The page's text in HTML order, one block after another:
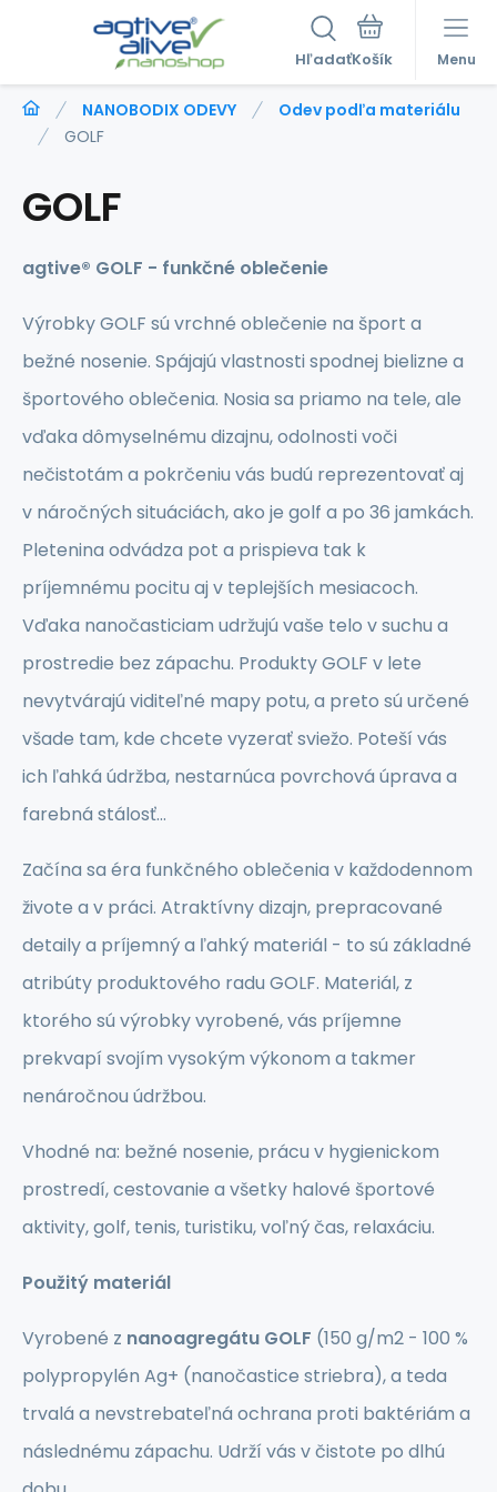
Hľadať Menu
NANOBODIX ODEVY
Odev podľa materiálu
GOLF
GOLF
agtive® GOLF - funkčné oblečenie
Výrobky GOLF sú vrchné oblečenie na šport a
bežné nosenie. Spájajú vlastnosti spodnej bielizne a
športového oblečenia. Nosia sa priamo na tele, ale
vďaka dômyselnému dizajnu, odolnosti voči
nečistotám a pokrčeniu vás budú reprezentovať aj
v náročných situáciách, ako je golf a po 36 jamkách.
Pletenina odvádza pot a prispieva tak k
príjemnému pocitu aj v teplejších mesiacoch.
Vďaka nanočasticiam udržujú vaše telo v suchu a
prostredie bez zápachu. Produkty GOLF v lete
nevytvárajú viditeľné mapy potu, a preto sú určené
všade tam, kde chcete vyzerať sviežo. Poteší vás
ich ľahká údržba, nestarnúca povrchová úprava a
farebná stálosť...
Začína sa éra funkčného oblečenia v každodennom
živote a v práci. Atraktívny dizajn, prepracované
detaily a príjemný a ľahký materiál - to sú základné
atribúty produktového radu GOLF. Materiál, z
ktorého sú výrobky vyrobené, vás príjemne
prekvapí svojím vysokým výkonom a takmer
nenáročnou údržbou.
Vhodné na: bežné nosenie, prácu v hygienickom
prostredí, cestovanie a všetky halové športové
aktivity, golf, tenis, turistiku, voľný čas, relaxáciu.
Použitý materiál
Vyrobené z nanoagregátu GOLF (150 g/m2 - 100 %
polypropylén Ag+ (nanočastice striebra), a teda
trvalá a nevstrebateľná ochrana proti baktériám a
následnému zápachu. Udrží vás v čistote po dlhú